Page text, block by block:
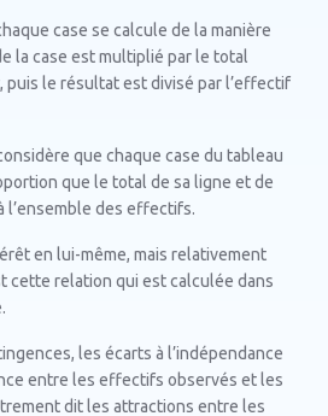
case se calcule de la manière
la case est multiplié par le total
le résultat est divisé par l’effectif
que chaque case du tableau
que le total de sa ligne et de
l’ensemble des effectifs.
en lui-même, mais relativement
cette relation qui est calculée dans
les écarts à l’indépendance
entre les effectifs observés et les
dit les attractions entre les